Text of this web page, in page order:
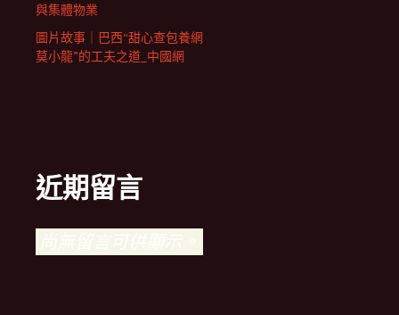
與集體物業
圖片故事｜巴西“甜心查包養網
莫小龍”的工夫之道_中國網
近期留言
尚無留言可供顯示。